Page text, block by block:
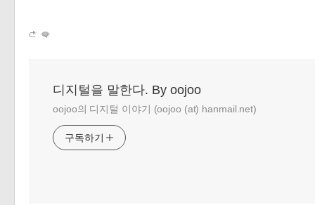
디지털을 말한다. By oojoo
oojoo의 디지털 이야기 (oojoo (at) hanmail.net)
구독하기